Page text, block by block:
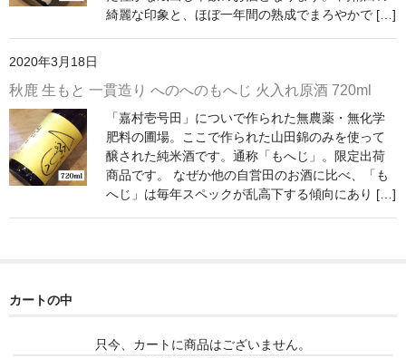
竹泉 田治米（兵庫県朝来市）
諏訪泉 諏訪酒造（鳥取県八頭郡智頭町）
✚旭日 旭日酒造（島根県出雲市）
悦凱陣 丸尾本店（香川県琴平市）
小鹿 小鹿酒造（鹿児島県鹿屋市)
明るい農村 霧島町蒸留所（鹿児島県霧島市）
綺麗な印象と、ほぼ一年間の熟成でまろやかで […]
2020年3月18日
秋鹿 生もと 一貫造り へのへのもへじ 火入れ原酒 720ml
「嘉村壱号田」についで作られた無農薬・無化学
肥料の圃場。ここで作られた山田錦のみを使って
醸された純米酒です。通称「もへじ」。限定出荷
商品です。 なぜか他の自営田のお酒に比べ、「も
へじ」は毎年スペックが乱高下する傾向にあり […]
カートの中
只今、カートに商品はございません。